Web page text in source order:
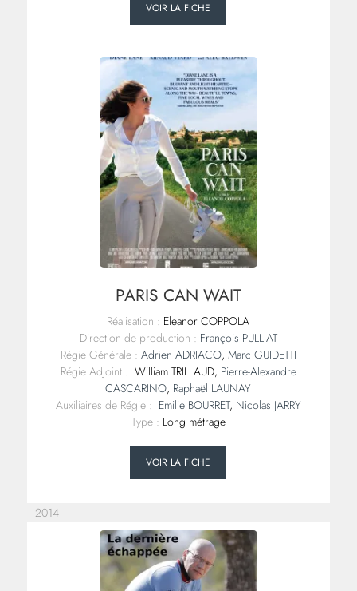
VOIR LA FICHE
PARIS CAN WAIT
Réalisation : Eleanor COPPOLA
Direction de production : François PULLIAT
Régie Générale : Adrien ADRIACO, Marc GUIDETTI
Régie Adjoint : William TRILLAUD, Pierre-Alexandre
CASCARINO, Raphaël LAUNAY
Auxiliaires de Régie : Emilie BOURRET, Nicolas JARRY
Type : Long métrage
VOIR LA FICHE
2014